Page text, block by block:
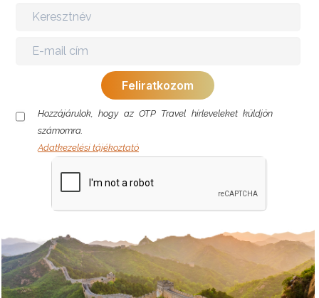
Hozzájárulok, hogy az OTP Travel hírleveleket küldjön
számomra.
Adatkezelési tájékoztató